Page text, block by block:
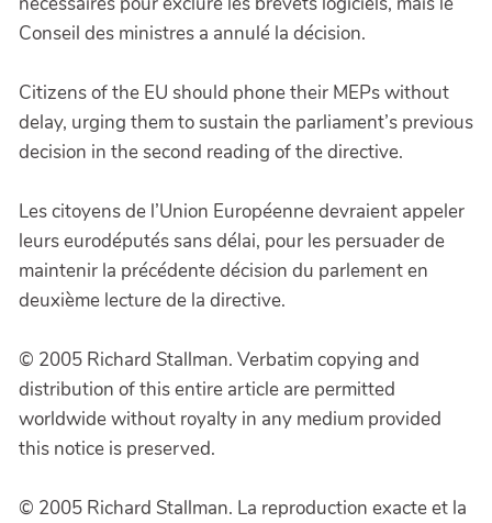
Conseil des ministres a annulé la décision.
Citizens of the EU should phone their MEPs without
delay, urging them to sustain the parliament’s previous
decision in the second reading of the directive.
Les citoyens de l’Union Européenne devraient appeler
leurs eurodéputés sans délai, pour les persuader de
maintenir la précédente décision du parlement en
deuxième lecture de la directive.
© 2005 Richard Stallman. Verbatim copying and
distribution of this entire article are permitted
worldwide without royalty in any medium provided
this notice is preserved.
© 2005 Richard Stallman. La reproduction exacte et la